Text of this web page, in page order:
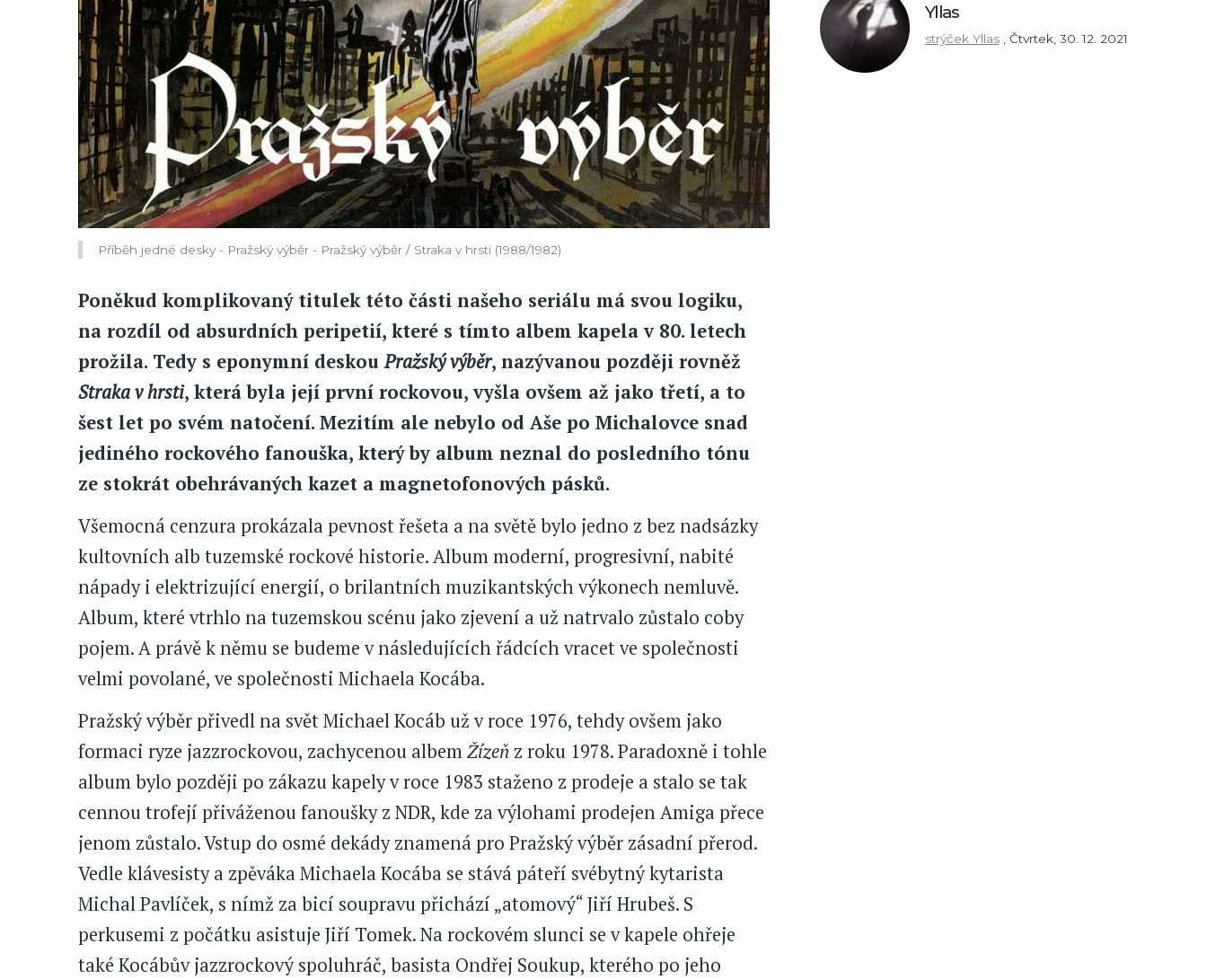
Příběh jedné desky - Pražský výběr - Pražský výběr / Straka v hrsti (1988/1982)
Poněkud komplikovaný titulek této části našeho seriálu má svou logiku,
na rozdíl od absurdních peripetií, které s tímto albem kapela v 80. letech
prožila. Tedy s eponymní deskouPražský výběr, nazývanou později rovněž
Straka v hrsti, která byla její první rockovou, vyšla ovšem až jako třetí, a to
šest let po svém natočení. Mezitím ale nebylo od Aše po Michalovce snad
jediného rockového fanouška, který by album neznal do posledního tónu
ze stokrát obehrávaných kazet a magnetofonových pásků.
Všemocná cenzura prokázala pevnost řešeta a na světě bylo jedno z bez nadsázky
kultovních alb tuzemské rockové historie. Album moderní, progresivní, nabité
nápady i elektrizující energií, o brilantních muzikantských výkonech nemluvě.
Album, které vtrhlo na tuzemskou scénu jako zjevení a už natrvalo zůstalo coby
pojem. A právě k němu se budeme v následujících řádcích vracet ve společnosti
velmi povolané, ve společnosti Michaela Kocába.
Pražský výběr přivedl na svět Michael Kocáb už v roce 1976, tehdy ovšem jako
formaci ryze jazzrockovou, zachycenou albemŽízeň z roku 1978. Paradoxně i tohle
album bylo později po zákazu kapely v roce 1983 staženo z prodeje a stalo se tak
cennou trofejí přiváženou fanoušky z NDR, kde za výlohami prodejen Amiga přece
jenom zůstalo. Vstup do osmé dekády znamená pro Pražský výběr zásadní přerod.
Vedle klávesisty a zpěváka Michaela Kocába se stává páteří svébytný kytarista
Michal Pavlíček, s nímž za bicí soupravu přichází „atomový“ Jiří Hrubeš. S
perkusemi z počátku asistuje Jiří Tomek. Na rockovém slunci se v kapele ohřeje
také Kocábův jazzrockový spoluhráč, basista Ondřej Soukup, kterého po jeho
Yllas
strýček Yllas Čtvrtek, 30. 12. 2021